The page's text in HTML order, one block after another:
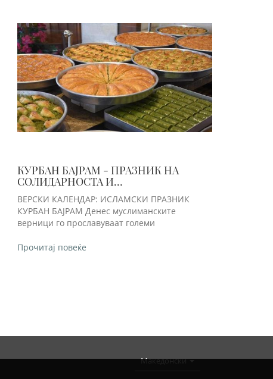
КУРБАН БАЈРАМ - ПРАЗНИК НА
СОЛИДАРНОСТА И
ВЕРСКИ КАЛЕНДАР: ИСЛАМСКИ ПРАЗНИК
КУРБАН БАЈРАМ Денес муслиманските
верници го прославуваат големи
Прочитај повеќе
Македонски